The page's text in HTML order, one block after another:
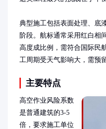
典型施工包括表面处理、底
阶段。航标通常采用红白相
高度成比例，需符合国际民
工周期受天气影响大，需预
主要特点
高空作业风险系数
是普通建筑的3-5
倍，要求施工单位